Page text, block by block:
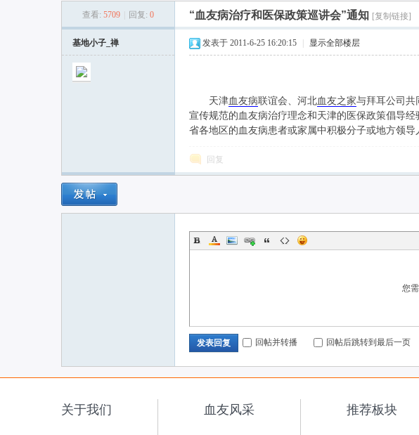
› ›
查看: 5709 回复: 0 “血友病治疗和医保政策巡讲会”通知 [复制链接]
基地小子_禅 发表于 2011-6-25 16:20:15 显示全部楼层
天津血友病联谊会、河北血友之家与拜耳公司共
宣传规范的血友病治疗理念和天津的医保政策倡导
省各地区的血友病患者或家属中积极分子或地方领
回复
您
发表回复 回帖并转播 回帖后跳转到最后一页
关于我们 血友风采 推荐板块